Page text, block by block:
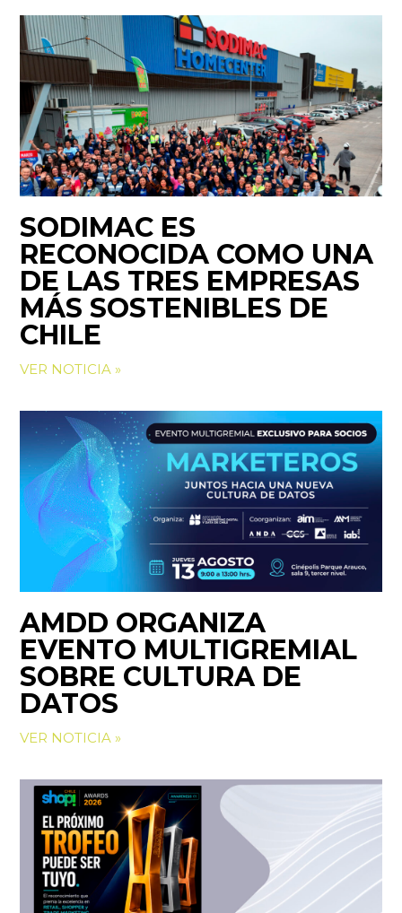
SODIMAC ES
RECONOCIDA COMO UNA
DE LAS TRES EMPRESAS
MÁS SOSTENIBLES DE
CHILE
VER NOTICIA »
AMDD ORGANIZA
EVENTO MULTIGREMIAL
SOBRE CULTURA DE
DATOS
VER NOTICIA »